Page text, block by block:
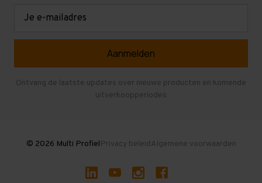
Verdiepingsvloeren
Gebruikte entresolvloeren
Ontvang de laatste updates over nieuwe producten en komende
uitverkoopperiodes
© 2026 Multi ProfielPrivacy beleidAlgemene voorwaarden